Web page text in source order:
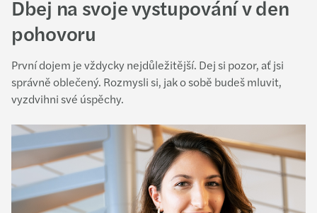
Dbej na svoje vystupování v den
pohovoru
První dojem je vždycky nejdůležitější. Dej si pozor, ať jsi
správně oblečený. Rozmysli si, jak o sobě budeš mluvit,
vyzdvihni své úspěchy.